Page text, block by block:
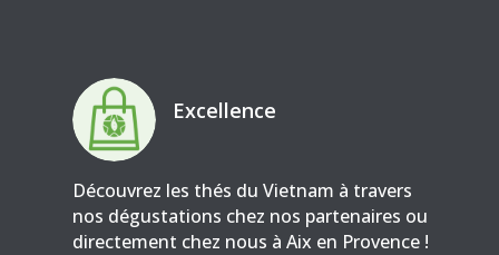
Excellence
Découvrez les thés du Vietnam à travers
nos dégustations chez nos partenaires ou
directement chez nous à Aix en Provence !